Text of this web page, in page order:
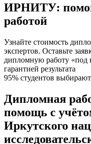
ИРНИТУ:
работой
Узнайте стоимость
экспертов. Оставьте
дипломную работу
гарантией результата
95% студентов
Дипломная
помощь с
Иркутского